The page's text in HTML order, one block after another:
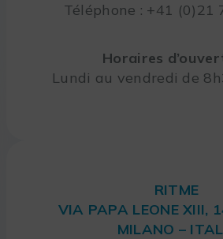
Téléphone : +41 (0)21
Horaires
Lundi au vendredi de
RITME
VIA PAPA LEONE XIII,
MILANO –